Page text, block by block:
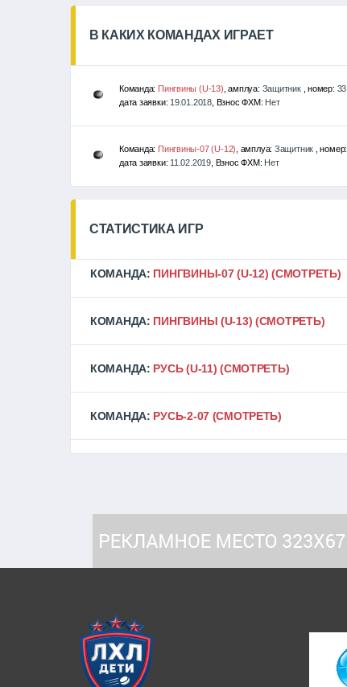
В КАКИХ КОМАНДАХ ИГРАЕТ
Команда: Пингвины (U-13) , амплуа: Защитник, номер: 33
дата заявки: 19.01.2018, Взнос ФХМ: Нет
Команда: Пингвины-07 (U-12) , амплуа: Защитник , номер:
дата заявки: 11.02.2019, Взнос ФХМ: Нет
СТАТИСТИКА ИГР
КОМАНДА: ПИНГВИНЫ-07 (U-12) (СМОТРЕТЬ)
КОМАНДА: ПИНГВИНЫ (U-13) (СМОТРЕТЬ)
КОМАНДА: РУСЬ (U-11) (СМОТРЕТЬ)
КОМАНДА: РУСЬ-2-07 (СМОТРЕТЬ)